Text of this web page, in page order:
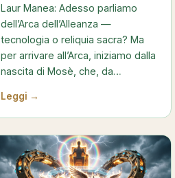
Laur Manea: Adesso parliamo
dell’Arca dell’Alleanza —
tecnologia o reliquia sacra? Ma
per arrivare all’Arca, iniziamo dalla
nascita di Mosè, che, da…
Leggi →